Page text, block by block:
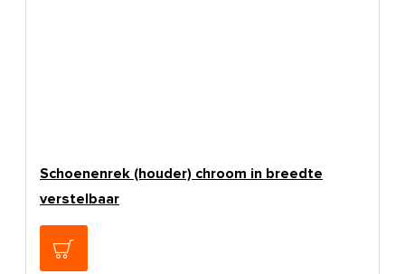
Schoenenrek (houder) chroom in breedte
verstelbaar
€16,95